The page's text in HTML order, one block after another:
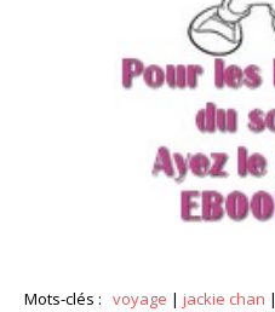
Mots-clés : voyage | jackie chan |